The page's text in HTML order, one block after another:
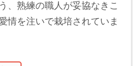
、熟練の職人が妥協なきこ
情を注いで栽培されていま